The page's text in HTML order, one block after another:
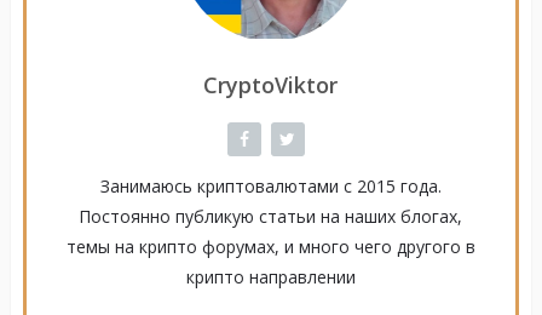
CryptoViktor
Занимаюсь криптовалютами с 2015 года.
Постоянно публикую статьи на наших блогах,
темы на крипто форумах, и много чего другого в
крипто направлении